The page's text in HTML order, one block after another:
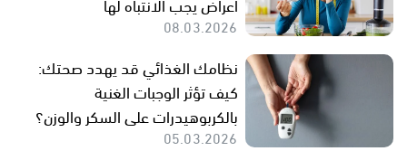
08.03.2026
نظامك الغذائي قد يهدد صحتك:
كيف تؤثر الوجبات الغنية
بالكربوهيدرات على السكر والوزن؟
05.03.2026